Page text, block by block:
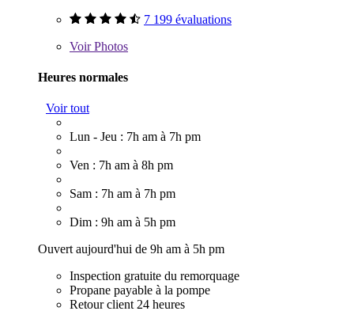
7 199 évaluations
VoirPhotos
Heures normales
Voir tout
Lun - Jeu : 7h am à 7h pm
Ven : 7h am à 8h pm
Sam : 7h am à 7h pm
Dim : 9h am à 5h pm
Ouvert aujourd'hui de 9h am à 5h pm
Inspection gratuite du remorquage
Propane payable à la pompe
Retour client 24 heures